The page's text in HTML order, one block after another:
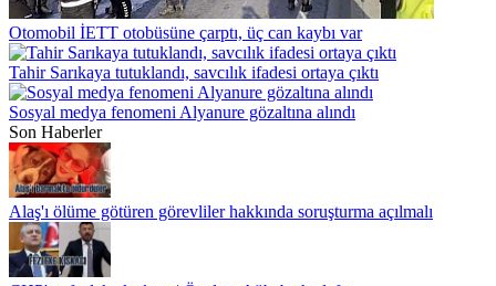
Otomobil İETT otobüsüne çarptı, üç can kaybı var
Tahir Sarıkaya tutuklandı, savcılık ifadesi ortaya çıktı
Sosyal medya fenomeni Alyanure gözaltına alındı
Son Haberler
Alaş'ı ölüme götüren görevliler hakkında soruşturma açılmalı